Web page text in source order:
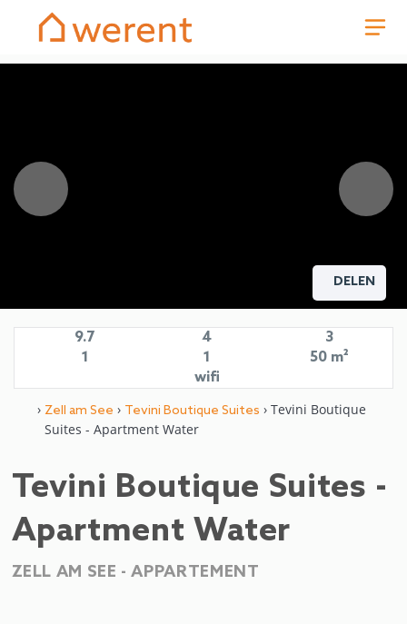
DELEN
9.7 4
3
1
1
50 m²
wifi
› Zell am See › Tevini Boutique Suites › Tevini Boutique
Suites - Apartment Water
Tevini Boutique Suites -
Apartment Water
ZELL AM SEE -APPARTEMENT